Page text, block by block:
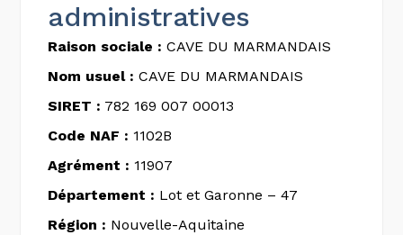
administratives
Raison sociale : CAVE DU MARMANDAIS
Nom usuel : CAVE DU MARMANDAIS
SIRET : 782 169 007 00013
Code NAF : 1102B
Agrément : 11907
Département : Lot et Garonne – 47
Région : Nouvelle-Aquitaine